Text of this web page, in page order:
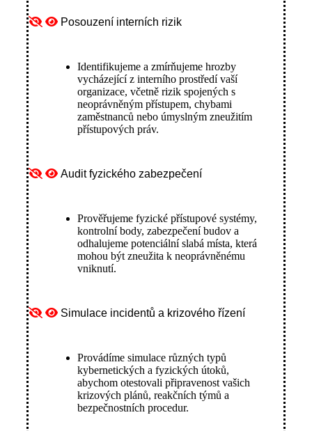
Posouzení interních rizik
Identifikujeme a zmírňujeme hrozby
vycházející z interního prostředí vaší
organizace, včetně rizik spojených s
neoprávněným přístupem, chybami
zaměstnanců nebo úmyslným zneužitím
přístupových práv.
Audit fyzického zabezpečení
Prověřujeme fyzické přístupové systémy,
kontrolní body, zabezpečení budov a
odhalujeme potenciální slabá místa, která
mohou být zneužita k neoprávněnému
vniknutí.
Simulace incidentů a krizového řízení
Provádíme simulace různých typů
kybernetických a fyzických útoků,
abychom otestovali připravenost vašich
krizových plánů, reakčních týmů a
bezpečnostních procedur.